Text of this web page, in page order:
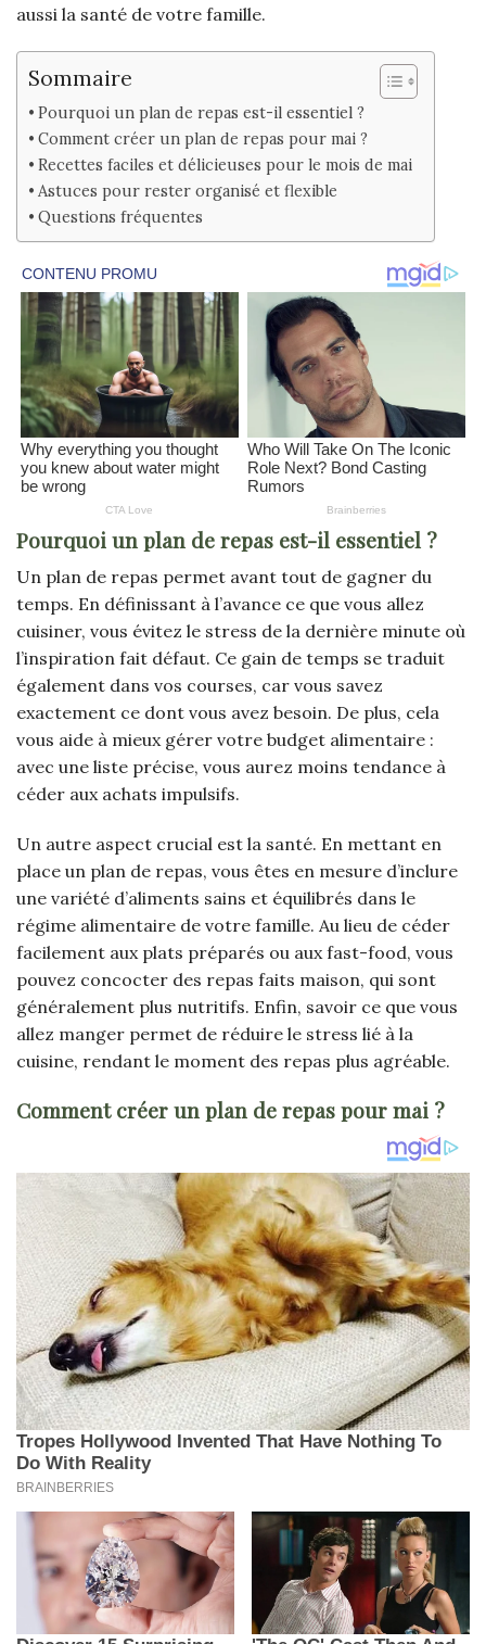
aussi la santé de votre famille.
Sommaire
Pourquoi un plan de repas est-il essentiel ?
Comment créer un plan de repas pour mai ?
Recettes faciles et délicieuses pour le mois de mai
Astuces pour rester organisé et flexible
Questions fréquentes
Pourquoi un plan de repas est-il essentiel ?
Un plan de repas permet avant tout de gagner du
temps. En définissant à l’avance ce que vous allez
cuisiner, vous évitez le stress de la dernière minute où
l’inspiration fait défaut. Ce gain de temps se traduit
également dans vos courses, car vous savez
exactement ce dont vous avez besoin. De plus, cela
vous aide à mieux gérer votre budget alimentaire :
avec une liste précise, vous aurez moins tendance à
céder aux achats impulsifs.
Un autre aspect crucial est la santé. En mettant en
place un plan de repas, vous êtes en mesure d’inclure
une variété d’aliments sains et équilibrés dans le
régime alimentaire de votre famille. Au lieu de céder
facilement aux plats préparés ou aux fast-food, vous
pouvez concocter des repas faits maison, qui sont
généralement plus nutritifs. Enfin, savoir ce que vous
allez manger permet de réduire le stress lié à la
cuisine, rendant le moment des repas plus agréable.
Comment créer un plan de repas pour mai ?